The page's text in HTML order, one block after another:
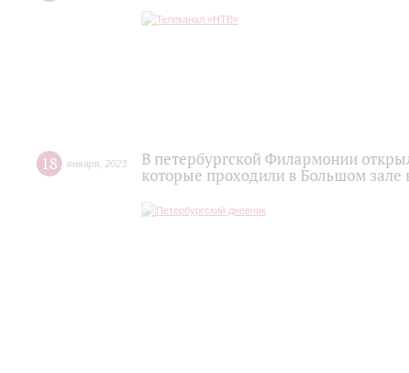
18 января 2023
В петербургской Филармонии
которые проходили в Большом зале